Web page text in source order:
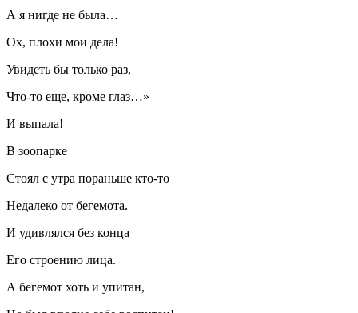
А я нигде не была…
Ох, плохи мои дела!
Увидеть бы только раз,
Что-то еще, кроме глаз…»
И выпала!
В зоопарке
Стоял с утра пораньше кто-то
Недалеко от бегемота.
И удивлялся без конца
Его строению лица.
А бегемот хоть и упитан,